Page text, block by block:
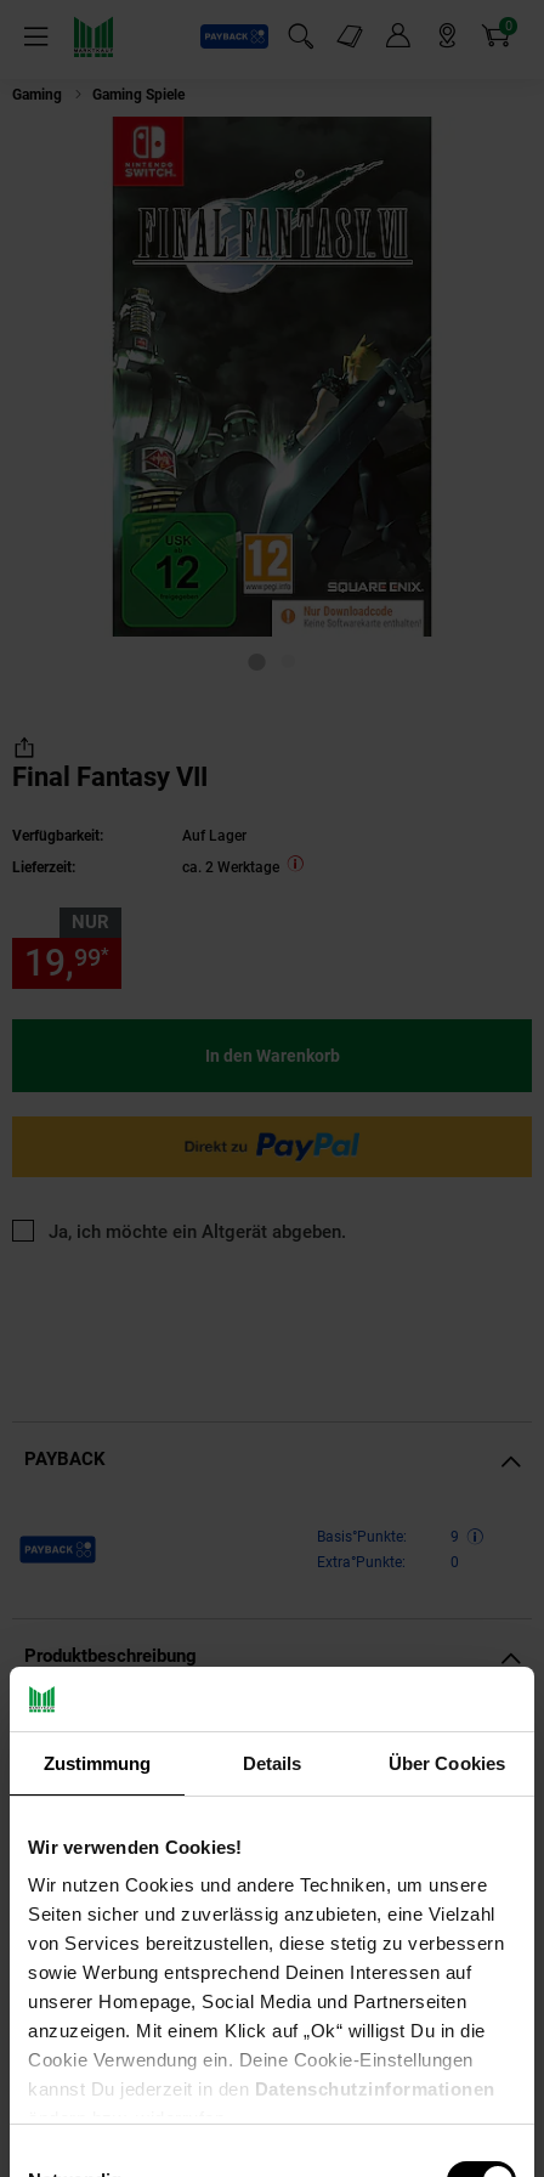
Zustimmung Details Über Cookies
Wir verwenden Cookies!
Wir nutzen Cookies und andere Techniken, um unsere
Seiten sicher und zuverlässig anzubieten, eine Vielzahl
von Services bereitzustellen, diese stetig zu verbessern
sowie Werbung entsprechend Deinen Interessen auf
unserer Homepage, Social Media und Partnerseiten
anzuzeigen. Mit einem Klick auf „Ok“ willigst Du in die
Cookie Verwendung ein. Deine Cookie-Einstellungen
kannst Du jederzeit in den Datenschutzinformationen
Menü
Payback
Suchfeld einblenden
Markt-Angebote 0
Artikel
Gaming Gaming Spiele
Final Fantasy VII
Verfügbarkeit:
Auf Lager
Lieferzeit:
ca. 2 Werktage
NUR
19,99*
In den Warenkorb
Ja, ich möchte ein Altgerät abgeben.
PAYBACK
Payback Punkte Basis°Punkte:
9
Extra°Punkte:
0
Produktbeschreibung
geliebte Klassiker, erscheint mit einer Reihe an hilfreichen
Zusatz-Features!
Vorstellung übersteigt und in einem Kampf gipfelt, der über
das Schicksal des Planeten entscheidet.
Die Welt ist unter die Herrschaft der Shinra Electric Power
Company gefallen, einem teuflischen Konzern, der die
Lebenskraft des Planeten selbst in Form von Mako-Energie in
Beschlag genommen hat.
In der Megalopolis Midgar leistet eine Anti-Shinra-
Rebellengruppe namens Avalanche Widerstand.
Cloud Strife, ein ehemaliges Mitglied der Eliteeinheit SOLDIER
und jetzt ein Söldner, hilft den Rebellen. Ihm ist nicht klar, dass
er dadurch in einen epischen Kampf um das Schicksal des